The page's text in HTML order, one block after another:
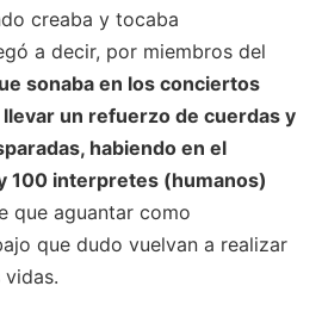
creaba y tocaba
a decir, por miembros del
sonaba en los conciertos
un refuerzo de cuerdas y
habiendo en el
100 interpretes (humanos)
que aguantar como
que dudo vuelvan a realizar